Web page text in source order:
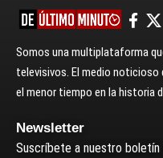
Somos una multiplataforma
televisivos. El medio noticioso
el menor tiempo en la historia
Newsletter
Suscríbete a nuestro boletín